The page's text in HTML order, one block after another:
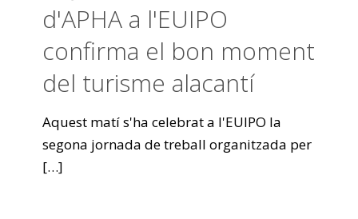
d'APHA a l'EUIPO
confirma el bon moment
del turisme alacantí
Aquest matí s'ha celebrat a l'EUIPO la
segona jornada de treball organitzada per
[…]